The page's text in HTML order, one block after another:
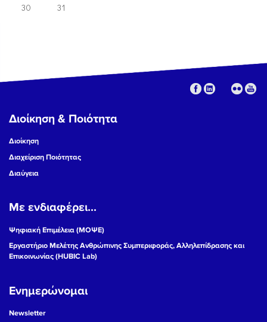
30
31
Διοίκηση & Ποιότητα
Διοίκηση
Διαχείριση Ποιότητας
Διαύγεια
Με ενδιαφέρει...
Ψηφιακή Επιμέλεια (ΜΟΨΕ)
Εργαστήριο Μελέτης Ανθρώπινης Συμπεριφοράς, Αλληλεπίδρασης και
Επικοινωνίας (HUBIC Lab)
Ενημερώνομαι
Newsletter